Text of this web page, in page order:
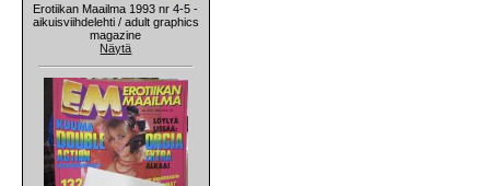
Erotiikan Maailma 1993 nr 4-5 -
aikuisviihdelehti / adult graphics
magazine
Näytä